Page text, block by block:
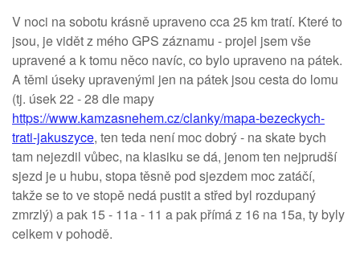
V noci na sobotu krásně upraveno cca 25 km tratí. Které to
jsou, je vidět z mého GPS záznamu - projel jsem vše
upravené a k tomu něco navíc, co bylo upraveno na pátek.
A těmi úseky upravenými jen na pátek jsou cesta do lomu
(tj. úsek 22 - 28 dle mapy
https://www.kamzasnehem.cz/clanky/mapa-bezeckych-
trati-jakuszyce, ten teda není moc dobrý - na skate bych
tam nejezdil vůbec, na klasiku se dá, jenom ten nejprudší
sjezd je u hubu, stopa těsně pod sjezdem moc zatáčí,
takže se to ve stopě nedá pustit a střed byl rozdupaný
zmrzlý) a pak 15 - 11a - 11 a pak přímá z 16 na 15a, ty byly
celkem v pohodě.